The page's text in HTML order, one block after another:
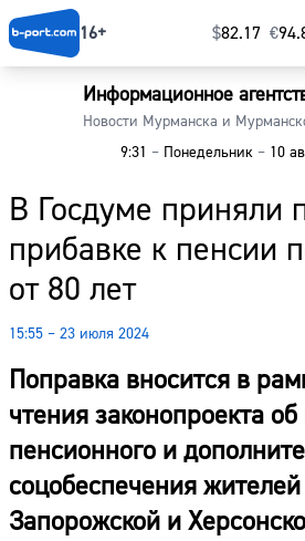
16+ $⁠82.17 €
Информационное
Новости Мурманска и
9:31 – Понедельник – 10
В Госдуме приняли
прибавке к пенсии
от 80 лет
15:55 – 23 июля 2024
Поправка вносится в
чтения законопроекта
пенсионного и
соцобеспечения
Запорожской и
Главная
Наши гости
Фоторепортажи
Погода
Курсы валют